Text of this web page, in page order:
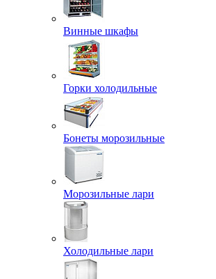
Винные шкафы
Горки холодильные
Бонеты морозильные
Морозильные лари
Холодильные лари